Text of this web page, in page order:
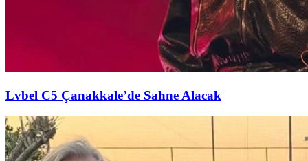
Lvbel C5 Çanakkale’de Sahne Alacak